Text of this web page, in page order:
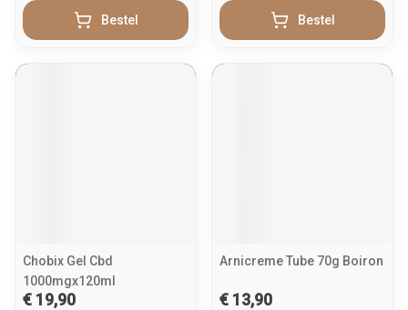
Bestel Bestel
Chobix Gel Cbd
1000mgx120ml
€ 19,90
Arnicreme Tube 70g Boiron
€ 13,90